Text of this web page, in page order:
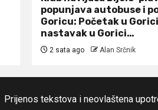
popunjava autobuse i
Goricu: Početak u
nastavak u Gorici…
2 sata ago Alan Srčnik
Prijenos tekstova i neovlaštena